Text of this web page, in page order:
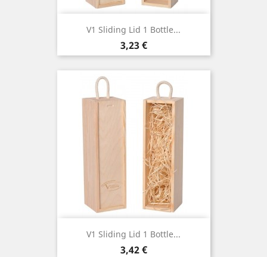
V1 Sliding Lid 1 Bottle...
Cena
3,23 €
V1 Sliding Lid 1 Bottle...
Cena
3,42 €